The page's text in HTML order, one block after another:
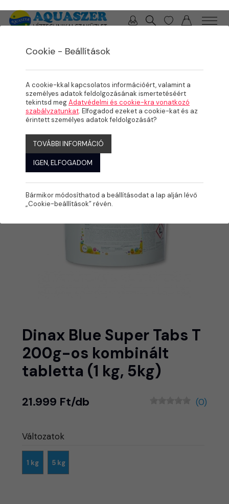
Dinax Blue Super Tabs T
200g-os kombinált
tabletta (1 kg, 5kg)
21.999 Ft/db (0)
Változatok
1 kg 5 kg
Cookie - Beállítások
A cookie-kkal kapcsolatos információért, valamint a
személyes adatok feldolgozásának ismertetéséért
tekintsd megAdatvédelmi és cookie-kra vonatkozó
szabályzatunkat. Elfogadod ezeket a cookie-kat és az
érintett személyes adatok feldolgozását?
TOVÁBBI INFORMÁCIÓ
IGEN, ELFOGADOM
Bármikor módosíthatod a beállításodat a lap alján lévő
„Cookie-beállítások” révén.